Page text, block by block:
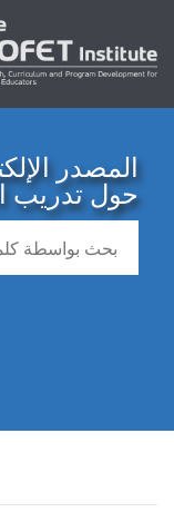
المصدر
حول تدريب